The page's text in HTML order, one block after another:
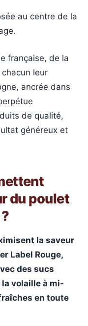
au centre de la
française, de la
leur
ancrée dans
de qualité,
généreux et
du poulet
la saveur
Label Rouge,
des sucs
volaille à mi-
en toute